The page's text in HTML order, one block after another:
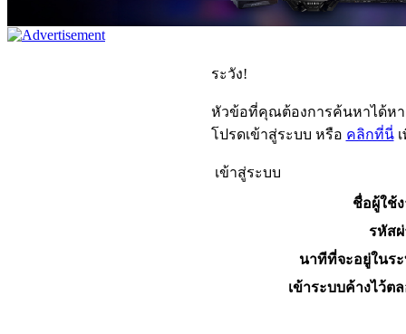
ระวัง!
หัวข้อที่คุณต้องการค้นหาได้ห
โปรดเข้าสู่ระบบ หรือ คลิกที่นี่เ
เข้าสู่ระบบ
ชื่อผู้ใช้
รหัส
นาทีที่จะอยู่ในร
เข้าระบบค้างไว้ต